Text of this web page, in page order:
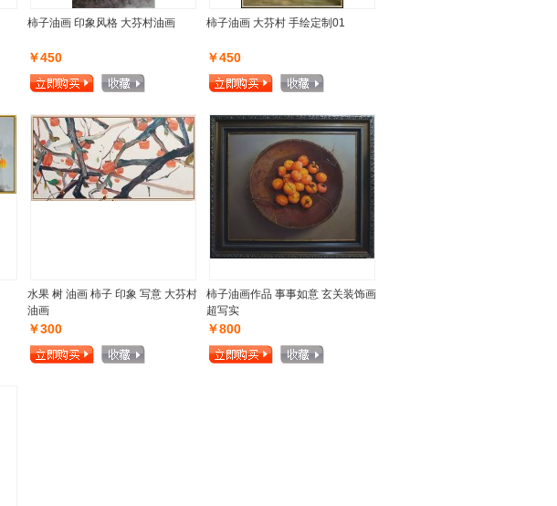
柿子油画 印象风格 大芬村油画
￥450
柿子油画 大芬村 手绘定制01
￥450
水果 树 油画 柿子 印象 写意 大芬村
油画
￥300
柿子油画作品 事事如意 玄关装饰画
超写实
￥800